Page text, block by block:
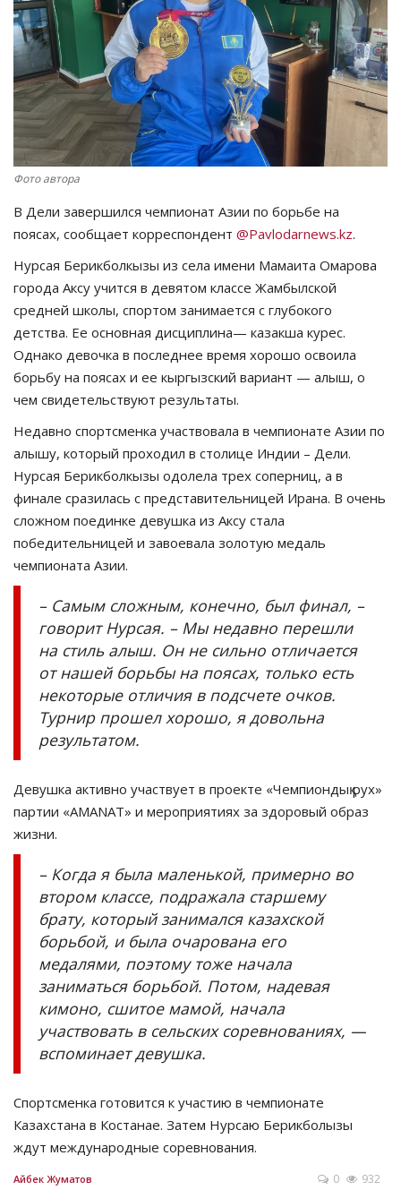
СПОРТ
Чек-лист
РАЗВЛЕЧЕНИЯ
OFFICIAL
Курултай
Язык
Қазақша Русский
Фото автора
В Дели завершился чемпионат Азии по борьбе на
поясах, сообщает корреспондент @Pavlodarnews.kz.
Нурсая Берикболкызы из села имени Мамаита Омарова
города Аксу учится в девятом классе Жамбылской
средней школы, спортом занимается с глубокого
детства. Ее основная дисциплина— казакша курес.
Однако девочка в последнее время хорошо освоила
борьбу на поясах и ее кыргызский вариант — алыш, о
чем свидетельствуют результаты.
Недавно спортсменка участвовала в чемпионате Азии по
алышу, который проходил в столице Индии – Дели.
Нурсая Берикболкызы одолела трех соперниц, а в
финале сразилась с представительницей Ирана. В очень
сложном поединке девушка из Аксу стала
победительницей и завоевала золотую медаль
чемпионата Азии.
– Самым сложным, конечно, был финал, –
говорит Нурсая. – Мы недавно перешли
на стиль алыш. Он не сильно отличается
от нашей борьбы на поясах, только есть
некоторые отличия в подсчете очков.
Турнир прошел хорошо, я довольна
результатом.
Девушка активно участвует в проекте «Чемпиондық рух»
партии «AMANAT» и мероприятиях за здоровый образ
жизни.
– Когда я была маленькой, примерно во
втором классе, подражала старшему
брату, который занимался казахской
борьбой, и была очарована его
медалями, поэтому тоже начала
заниматься борьбой. Потом, надевая
кимоно, сшитое мамой, начала
участвовать в сельских соревнованиях, —
вспоминает девушка.
Спортсменка готовится к участию в чемпионате
Казахстана в Костанае. Затем Нурсаю Берикболызы
ждут международные соревнования.
Айбек Жуматов 0 932